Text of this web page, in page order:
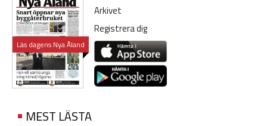
Läs dagens Nya Åland
Arkivet
Registrera dig
MEST LÄSTA